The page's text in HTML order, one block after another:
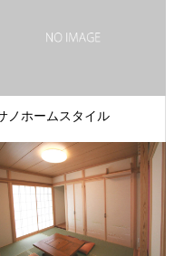
ノホームスタイル